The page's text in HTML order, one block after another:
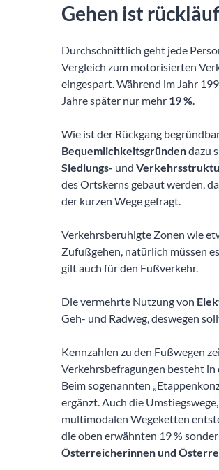
Gehen ist
Durchschnittlich geht jede
Vergleich zum motorisierten
eingespart. Während im Jahr
Jahre später nur mehr 19 %.
Wie ist der Rückgang
Bequemlichkeitsgründendazu
Siedlungs- und
des Ortskerns gebaut werden,
der kurzen Wege gefragt.
Verkehrsberuhigte Zonen wie
Zufußgehen, natürlich müssen
gilt auch für den Fußverkehr.
Die vermehrte Nutzung von
Geh- und Radweg, deswegen
Kennzahlen zu den Fußwegen
Verkehrsbefragungen besteht in
Beim sogenannten
ergänzt. Auch die
multimodalen Wegeketten
die oben erwähnten 19 %
Österreicherinnen und